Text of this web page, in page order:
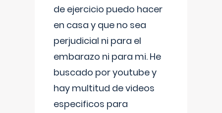
de ejercicio puedo hacer
en casa y que no sea
perjudicial ni para el
embarazo ni para mi. He
buscado por youtube y
hay multitud de videos
especificos para